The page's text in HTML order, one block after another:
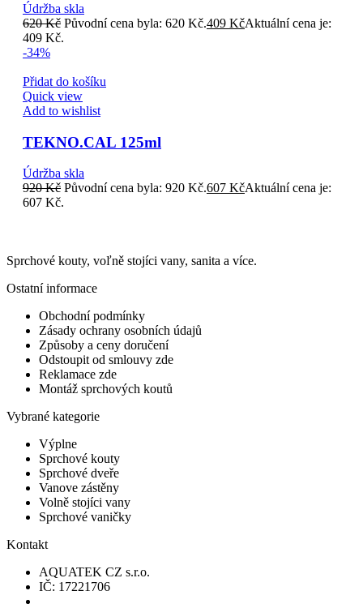
Údržba skla
620Kč Původní cena byla: 620 Kč.409 KčAktuální cena je:
409 Kč.
-34%
Přidat do košíku
Quick view
Add to wishlist
TEKNO.CAL 125ml
Údržba skla
920Kč Původní cena byla: 920 Kč.607 KčAktuální cena je:
607 Kč.
Sprchové kouty, voľně stojíci vany, sanita a více.
Ostatní informace
Obchodní podmínky
Zásady ochrany osobních údajů
Způsoby a ceny doručení
Odstoupit od smlouvy zde
Reklamace zde
Montáž sprchových koutů
Vybrané kategorie
Výplne
Sprchové kouty
Sprchové dveře
Vanove zástěny
Volně stojíci vany
Sprchové vaničky
Kontakt
AQUATEK CZ s.r.o.
IČ: 17221706